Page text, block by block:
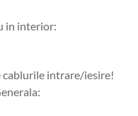
in interior:
cablurile intrare/iesire!